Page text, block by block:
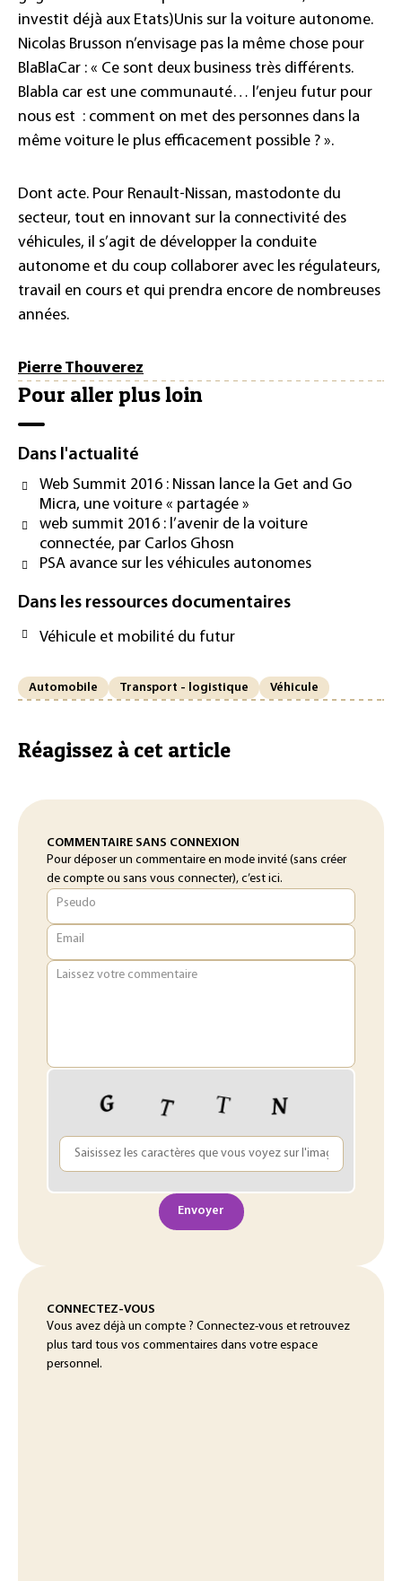
investit déjà aux Etats)Unis sur la voiture autonome.
Nicolas Brusson n’envisage pas la même chose pour
BlaBlaCar : « Ce sont deux business très différents.
Blabla car est une communauté… l’enjeu futur pour
nous est : comment on met des personnes dans la
même voiture le plus efficacement possible ? ».
Dont acte. Pour Renault-Nissan, mastodonte du
secteur, tout en innovant sur la connectivité des
véhicules, il s’agit de développer la conduite
autonome et du coup collaborer avec les régulateurs,
travail en cours et qui prendra encore de nombreuses
années.
Pierre Thouverez
Pour aller plus loin
Dans l'actualité
Web Summit 2016 : Nissan lance la Get and Go
Micra, une voiture « partagée »
web summit 2016 : l’avenir de la voiture
connectée, par Carlos Ghosn
PSA avance sur les véhicules autonomes
Dans les ressources documentaires
Véhicule et mobilité du futur
Automobile Transport - logistique Véhicule
Réagissez à cet article
COMMENTAIRE SANS CONNEXION
Pour déposer un commentaire en mode invité (sans créer
de compte ou sans vous connecter), c’est ici.
Pseudo
Email
Laissez votre commentaire
Envoyer
CONNECTEZ-VOUS
Vous avez déjà un compte ? Connectez-vous et retrouvez
plus tard tous vos commentaires dans votre espace
personnel.